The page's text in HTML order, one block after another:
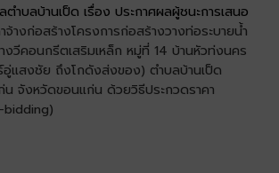
ตำบลบ้านเป็ด เรื่อง ประกาศผลผู้ชนะการเสนอ
จ้างก่อสร้างโครงการก่อสร้างวางท่อระบายน้ำ
วีคอนกรีตเสริมเหล็ก หมู่ที่ 14 บ้านหัวท่งนคร
แสงชัย ถึงโกดังส่งของ) ตำบลบ้านเป็ด
น จังหวัดขอนแก่น ด้วยวิธีประกวดราคา